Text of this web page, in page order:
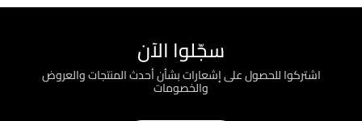
سجّلوا الآن
اشتركوا للحصول على إشعارات بشأن أحدث المنتجات والعروض
والخصومات